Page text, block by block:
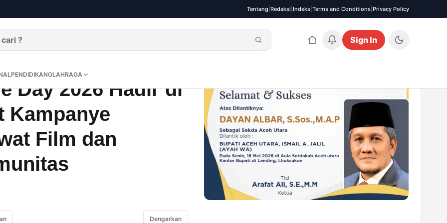
Tentang Redaksi Indeks Terms and Conditions Privacy Policy
OPININUSANTARAINTERNASIONALPENDIDIKANOLAHRAGA
Sign In
PENDIDIKANOLAHRAGA
Day 2026 Hadir di
Kampanye
Film dan
Dengarkan